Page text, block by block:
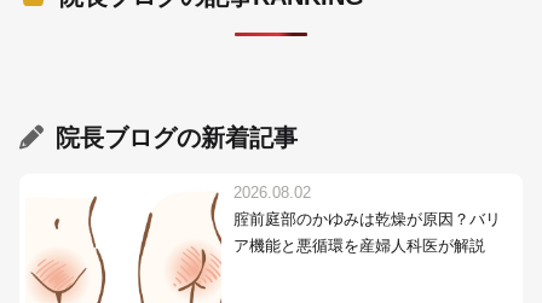
院長ブログの新着記事
2026.08.02
腟前庭部のかゆみは乾燥が原因？バリ
ア機能と悪循環を産婦人科医が解説